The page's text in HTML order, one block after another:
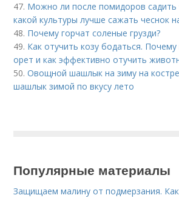
47. Можно ли после помидоров садить
какой культуры лучше сажать чеснок
48. Почему горчат соленые грузди?
49. Как отучить козу бодаться.
орет и как эффективно отучить
50.Овощной шашлык на зиму на
шашлык зимой по вкусу лето
Популярные материалы
Защищаем малину от подмерзания.